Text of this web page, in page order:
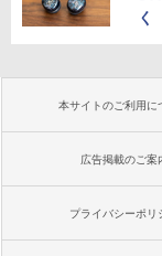
く
本サイトのご利用に
広告掲載のご案
プライバシーポリ